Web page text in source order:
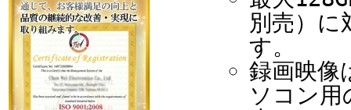
別売）に
す。
録画映像
ソコン